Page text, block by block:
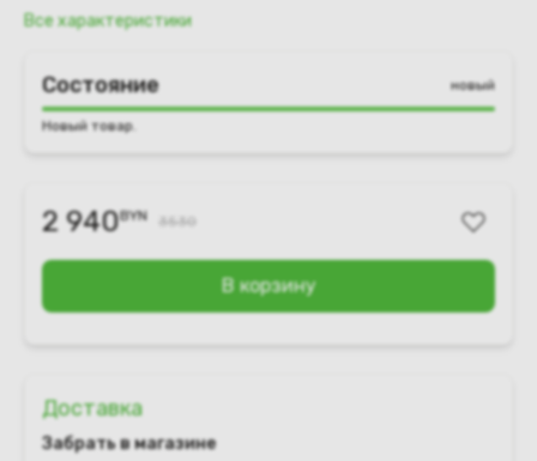
Все характеристики
Состояние новый
Новый товар.
2 940BYN 3530
В корзину
Доставка
Забрать в магазине